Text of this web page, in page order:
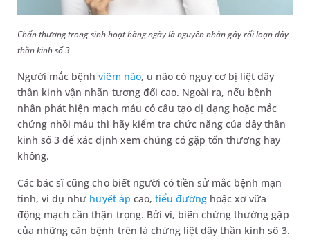
Chấn thương trong sinh hoạt hàng ngày là nguyên nhân gây rối loạn dây
thần kinh số 3
Người mắc bệnhviêm não, u não có nguy cơ bị liệt dây
thần kinh vận nhãn tương đối cao. Ngoài ra, nếu bệnh
nhân phát hiện mạch máu có cấu tạo dị dạng hoặc mắc
chứng nhồi máu thì hãy kiểm tra chức năng của dây thần
kinh số 3 để xác định xem chúng có gặp tổn thương hay
không.
Các bác sĩ cũng cho biết người có tiền sử mắc bệnh mạn
tính, ví dụ như huyết áp cao, tiểu đường hoặc xơ vữa
động mạch cần thận trọng. Bởi vì, biến chứng thường gặp
của những căn bệnh trên là chứng liệt dây thần kinh số 3.